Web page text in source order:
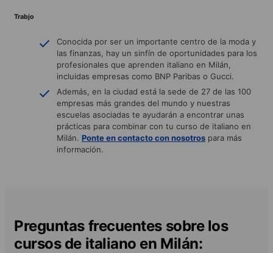
Trabjo
Conocida por ser un importante centro de la moda y
las finanzas, hay un sinfín de oportunidades para los
profesionales que aprenden italiano en Milán,
incluidas empresas como BNP Paribas o Gucci.
Además, en la ciudad está la sede de 27 de las 100
empresas más grandes del mundo y nuestras
escuelas asociadas te ayudarán a encontrar unas
prácticas para combinar con tu curso de italiano en
Milán. Ponte en contacto con nosotros para más
información.
Preguntas frecuentes sobre los
cursos de italiano en Milán: